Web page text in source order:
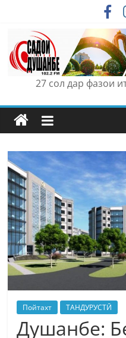
content
27 сол дар фазои
Пойтахт ТАНДУРУСТӢ
Душанбе: